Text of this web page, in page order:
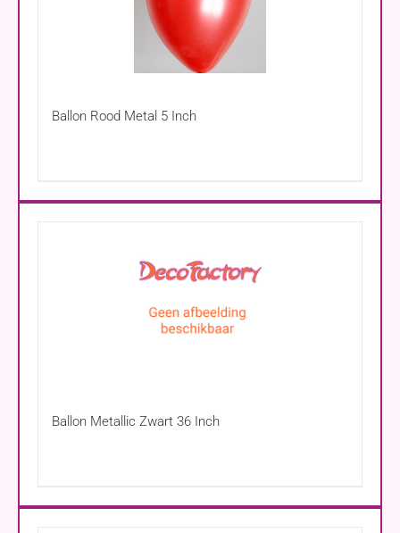
Ballon Rood Metal 5 Inch
Ballon Metallic Zwart 36 Inch